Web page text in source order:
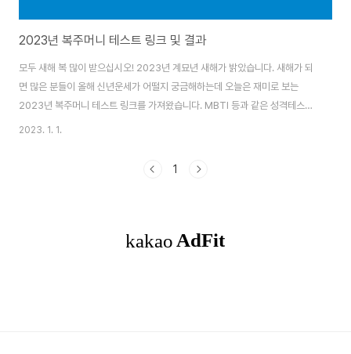
2023년 복주머니 테스트 링크 및 결과
모두 새해 복 많이 받으십시오! 2023년 계묘년 새해가 밝았습니다. 새해가 되
면 많은 분들이 올해 신년운세가 어떨지 궁금해하는데 오늘은 재미로 보는
2023년 복주머니 테스트 링크를 가져왔습니다. MBTI 등과 같은 성격테스트
가 유행인데 이 복주머니 테스트도 유사한 테스트라고 보시면 되겠습니다. 그
트하러 가기 복주머니 테스트는 총 12문항으로 되어 있어 간단하게 해 볼 수 있
2023. 1. 1.
1